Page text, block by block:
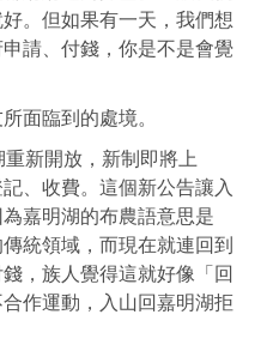
。但如果有一天，我們想
請、付錢，你是不是會覺
面臨到的處境。
新開放，新制即將上
、收費。這個新公告讓入
嘉明湖的布農語意思是
統領域，而現在就連回到
，族人覺得這就好像「回
作運動，入山回嘉明湖拒